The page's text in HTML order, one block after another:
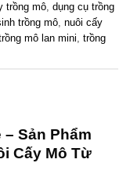
trồng mô, dụng cụ trồng
trồng mô, nuôi cấy
mô lan mini, trồng
Sản Phẩm
Cấy Mô Từ